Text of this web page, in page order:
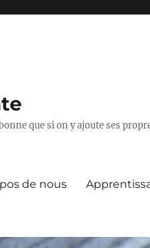
que si on y ajoute ses
de nous